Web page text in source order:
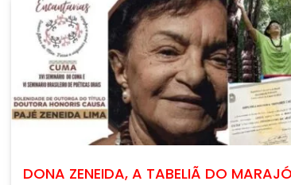
DONA ZENEIDA, A TABELIÃ DO